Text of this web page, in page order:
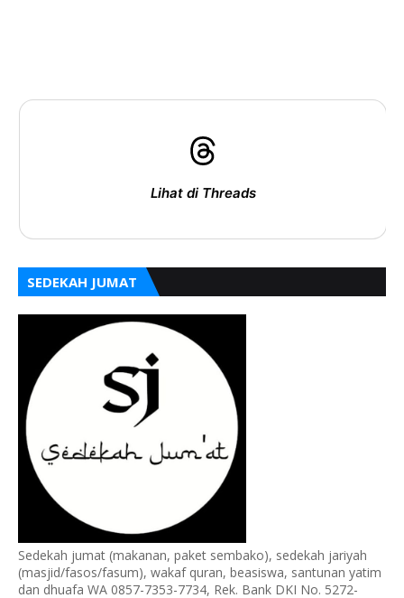
Lihat di Threads
SEDEKAH JUMAT
Sedekah jumat (makanan, paket sembako), sedekah jariyah
(masjid/fasos/fasum), wakaf quran, beasiswa, santunan yatim
dan dhuafa WA 0857-7353-7734, Rek. Bank DKI No. 5272-